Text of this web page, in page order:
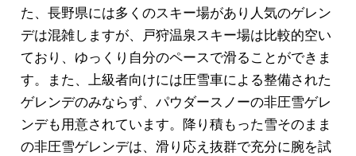
た、長野県には多くのスキー場があり人気のゲレン
デは混雑しますが、戸狩温泉スキー場は比較的空い
ており、ゆっくり自分のペースで滑ることができま
す。また、上級者向けには圧雪車による整備された
ゲレンデのみならず、パウダースノーの非圧雪ゲレ
ンデも用意されています。降り積もった雪そのまま
の非圧雪ゲレンデは、滑り応え抜群で充分に腕を試